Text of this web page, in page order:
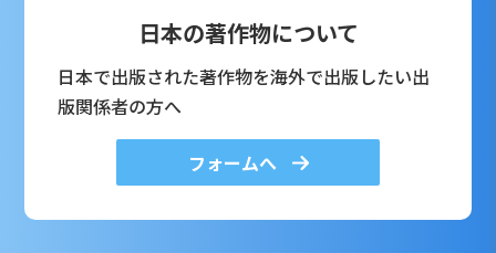
日本の著作物について
日本で出版された著作物を海外で出版したい出
版関係者の方へ
フォームへ